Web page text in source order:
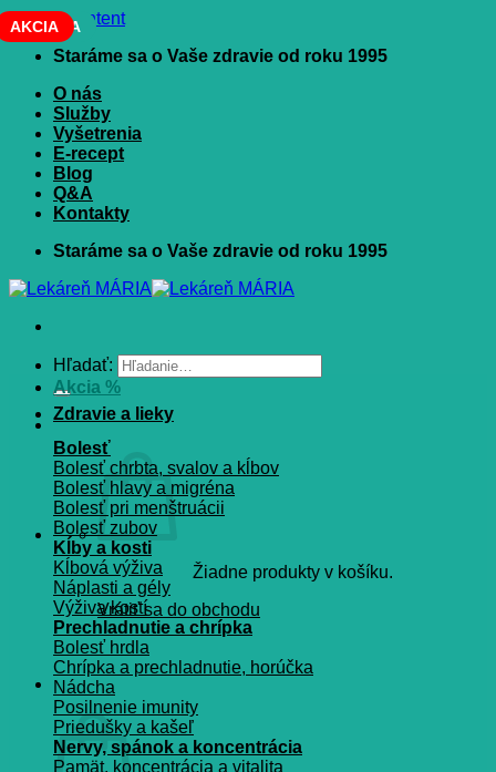
Skip to content
Staráme sa o Vaše zdravie od roku 1995
O nás
Služby
Vyšetrenia
E-recept
Blog
Q&A
Kontakty
Staráme sa o Vaše zdravie od roku 1995
Hľadať:
Žiadne produkty v košíku.
Vrátiť sa do obchodu
Košík
Akcia %
Zdravie a lieky
Bolesť
Bolesť chrbta, svalov a kĺbov
Bolesť hlavy a migréna
Bolesť pri menštruácii
Bolesť zubov
Kĺby a kosti
Kĺbová výživa
Náplasti a gély
Výživa kostí
Prechladnutie a chrípka
Bolesť hrdla
Chrípka a prechladnutie, horúčka
Nádcha
Posilnenie imunity
Priedušky a kašeľ
Nervy, spánok a koncentrácia
Pamät, koncentrácia a vitalita
NOVINKA
AKCIA